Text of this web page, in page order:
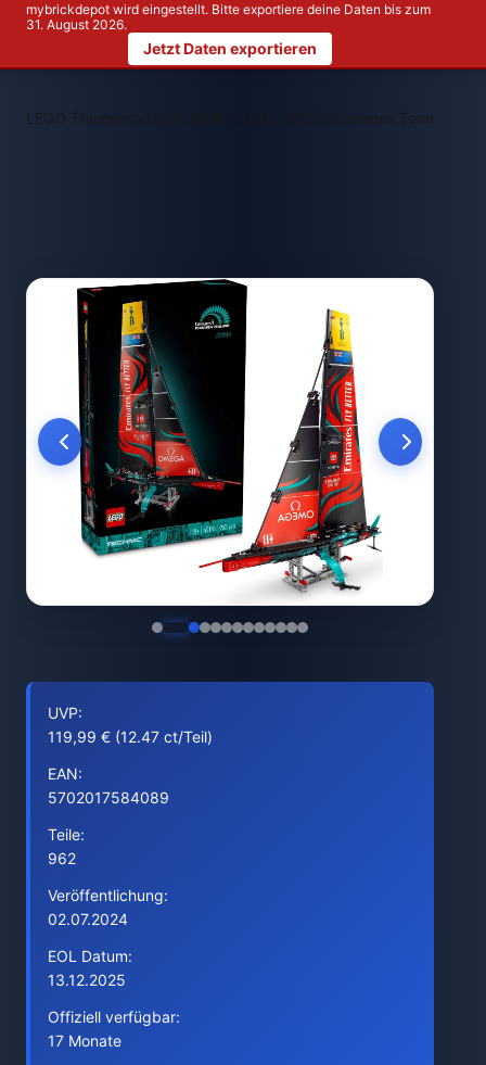
mybrickdepot wird eingestellt. Bitte exportiere deine Daten bis zum
31. August 2026.
Jetzt Daten exportieren
LEGO Themen > LEGO 42174 Emirates Team
UVP:
119,99 € (12.47 ct/Teil)
EAN:
5702017584089
Teile:
962
Veröffentlichung:
02.07.2024
EOL Datum:
13.12.2025
Offiziell verfügbar:
17 Monate